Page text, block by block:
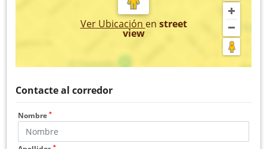
Ver Ubicación en street
view
Contacte al corredor
Nombre *
*